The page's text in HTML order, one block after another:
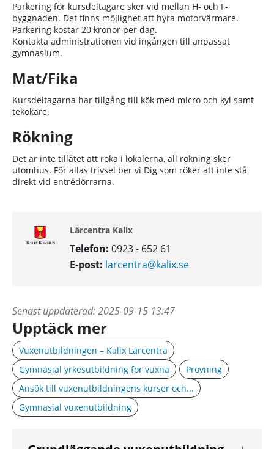
Parkering för kursdeltagare sker vid mellan H- och F-
byggnaden. Det finns möjlighet att hyra motorvärmare.
Parkering kostar 20 kronor per dag.
Kontakta administrationen vid ingången till anpassat
gymnasium.
Mat/Fika
Kursdeltagarna har tillgång till kök med micro och kyl samt
tekokare.
Rökning
Det är inte tillåtet att röka i lokalerna, all rökning sker
utomhus. För allas trivsel ber vi Dig som röker att inte stå
direkt vid entrédörrarna.
Lärcentra Kalix
Telefon: 0923 - 652 61
E-post: larcentra@kalix.se
Senast uppdaterad:2025-09-15 13:47
Upptäck mer
Vuxenutbildningen – Kalix Lärcentra
Gymnasial yrkesutbildning för vuxna
Prövning
Ansök till vuxenutbildningens kurser och...
Gymnasial vuxenutbildning